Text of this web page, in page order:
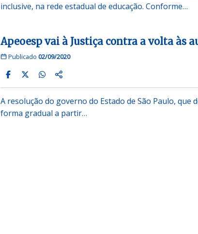
inclusive, na rede estadual de educação. Conforme…
Apeoesp vai à Justiça contra a volta às
Publicado 02/09/2020
A resolução do governo do Estado de São Paulo, que
forma gradual a partir…